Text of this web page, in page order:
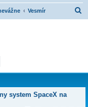
Vesmír
system SpaceX na